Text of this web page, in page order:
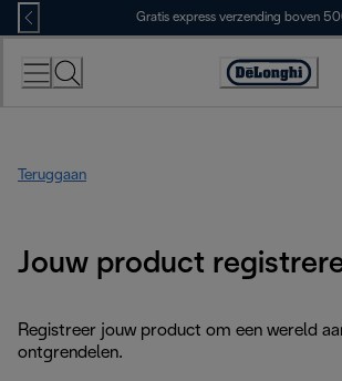
Skip
to
Content
Gratis express verzending boven
Accessibility
Teruggaan
Jouw product
Registreer jouw product om een wereld
ontgrendelen.